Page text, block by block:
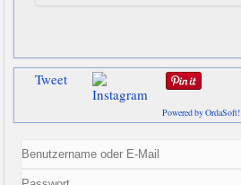
Tweet
Powered by OrdaSoft!